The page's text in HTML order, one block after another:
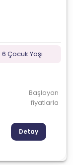
Çocuk Yaşı
Başlayan
fiyatlarla
Detay